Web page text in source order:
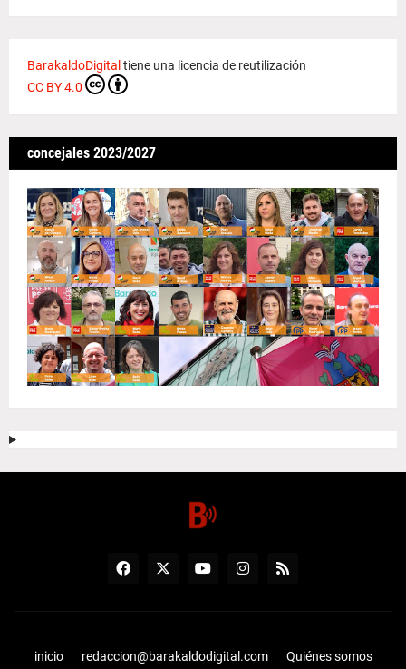
BarakaldoDigitaltiene una licencia de reutilización
CC BY 4.0
concejales 2023/2027
inicio redaccion@barakaldodigital.com Quiénes somos